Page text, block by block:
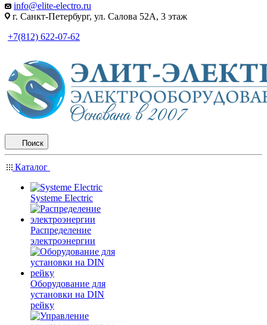
info@elite-electro.ru
г. Санкт-Петербург, ул. Салова 52А, 3 этаж
+7(812) 622-07-62
Поиск
Каталог
Systeme Electric
Распределение
электроэнергии
Оборудование для
установки на DIN
рейку